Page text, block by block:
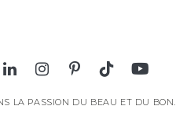
LA PASSION DU BEAU ET DU BON.